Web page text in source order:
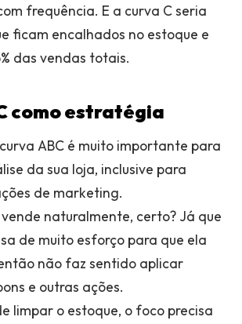
frequência. E a curva C seria
ficam encalhados no estoque e
das vendas totais.
como estratégia
ABC é muito importante para
da sua loja, inclusive para
de marketing.
naturalmente, certo? Já que
de muito esforço para que ela
não faz sentido aplicar
e outras ações.
limpar o estoque, o foco precisa